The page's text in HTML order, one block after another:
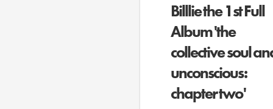
Billlie the 1st Full
Album 'the
collective soul
unconscious:
chapter two'